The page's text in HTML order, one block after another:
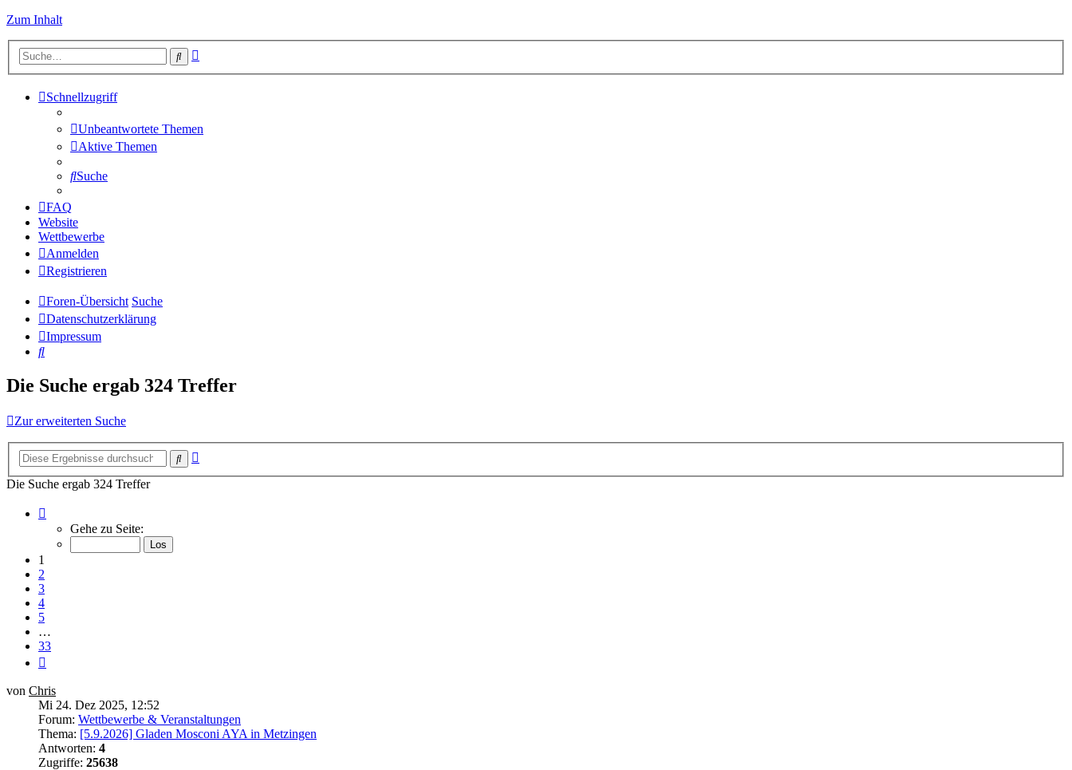
Zum Inhalt
Suche
Schnellzugriff
Unbeantwortete Themen
Aktive Themen
Suche
FAQ
Website
Wettbewerbe
Anmelden
Registrieren
Foren-Übersicht Suche
Datenschutzerklärung
Impressum
Suche
Die Suche ergab 324 Treffer
Zur erweiterten Suche
Suche
Die Suche ergab 324 Treffer
von
Gehe zu Seite:
1
2
3
4
5
…
33
von Chris
Mi 24. Dez 2025, 12:52
Forum: Wettbewerbe & Veranstaltungen
Thema: [5.9.2026] Gladen Mosconi AYA in Metzingen
Antworten: 4
Zugriffe: 25638